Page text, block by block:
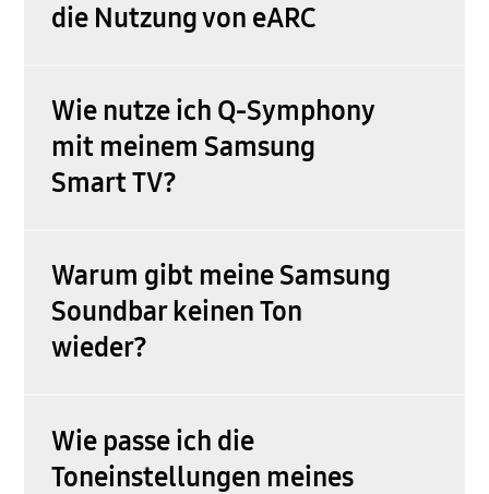
die Nutzung von eARC
Wie nutze ich Q-Symphony
mit meinem Samsung
Smart TV?
Warum gibt meine Samsung
Soundbar keinen Ton
wieder?
Wie passe ich die
Toneinstellungen meines